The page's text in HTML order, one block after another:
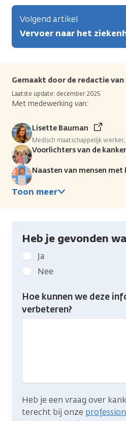
Volgend artikel
Vervoer naar het
Gemaakt door de redactie van
Laatste update: december 2025
Met medewerking van:
Lisette Bauman
Medisch maatschappelijk werker,
Voorlichters van de
Naasten van mensen met
Toon meer
Heb je gevonden
Geef
kanker.nl
feedback:
Heb
gevonden
Ja
Nee
Hoe kunnen we deze
verbeteren?
Heb je een vraag over
terecht bij onze